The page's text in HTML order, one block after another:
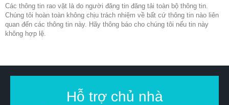
Các thông tin rao vặt là do người đăng tin đăng tải toàn bộ thông tin.
Chúng tôi hoàn toàn không chịu trách nhiệm về bất cứ thông tin nào liên
quan đến các thông tin này. Hãy thông báo cho chúng tôi nếu tin này
không hợp lệ.
Hỗ trợ chủ nhà